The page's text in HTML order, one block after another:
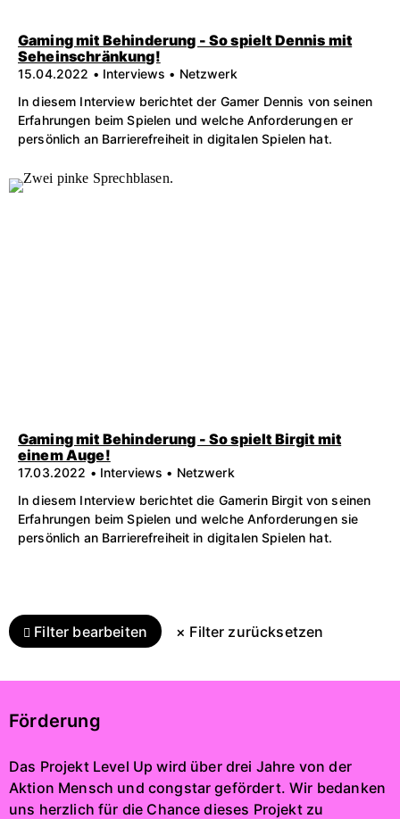
Gaming mit Behinderung - So spielt Dennis mit
Seheinschränkung!
15.04.2022 • Interviews • Netzwerk
In diesem Interview berichtet der Gamer Dennis von seinen
Erfahrungen beim Spielen und welche Anforderungen er
persönlich an Barrierefreiheit in digitalen Spielen hat.
Gaming mit Behinderung - So spielt Birgit mit
einem Auge!
17.03.2022 • Interviews • Netzwerk
In diesem Interview berichtet die Gamerin Birgit von seinen
Erfahrungen beim Spielen und welche Anforderungen sie
persönlich an Barrierefreiheit in digitalen Spielen hat.
Filter bearbeiten × Filter zurücksetzen
Förderung
Das Projekt Level Up wird über drei Jahre von der
Aktion Mensch und congstar gefördert. Wir bedanken
uns herzlich für die Chance dieses Projekt zu